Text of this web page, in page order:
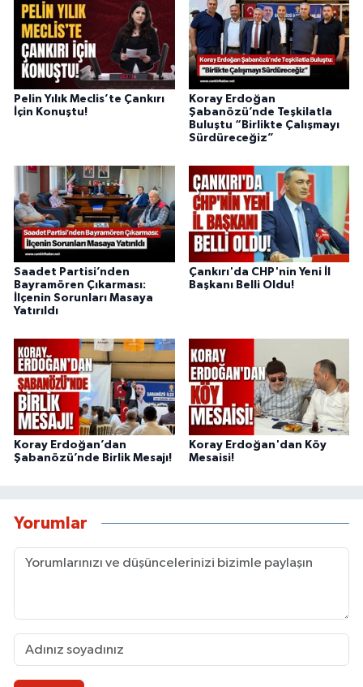
Pelin Yılık Meclis’te Çankırı
İçin Konuştu!
Koray Erdoğan
Şabanözü’nde Teşkilatla
Buluştu “Birlikte Çalışmayı
Sürdüreceğiz”
Saadet Partisi’nden
Bayramören Çıkarması:
İlçenin Sorunları Masaya
Yatırıldı
Çankırı'da CHP'nin Yeni İl
Başkanı Belli Oldu!
Koray Erdoğan’dan
Şabanözü’nde Birlik Mesajı!
Koray Erdoğan'dan Köy
Mesaisi!
Yorumlar